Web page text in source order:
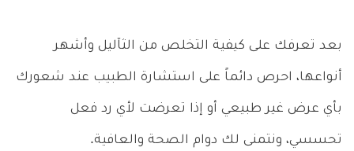
بعد تعرفك على كيفية التخلص من الثآليل وأشهر
أنواعها، احرص دائماً على استشارة الطبيب عند شعورك
بأي عرض غير طبيعي أو إذا تعرضت لأي رد فعل
تحسسي، ونتمنى لك دوام الصحة والعافية.